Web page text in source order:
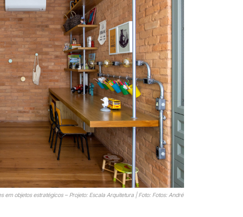
objetos estratégicos – Projeto: Escala Arquitetura | Foto: Fotos: André